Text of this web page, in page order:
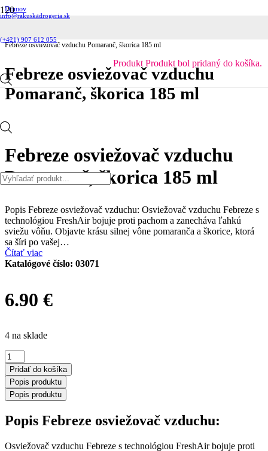
info@rakuskadrogeria.sk
(+421) 907 612 055
search
Produkt Produkt bol pridaný do košíka.
Domov
Domácnosť
Sprejové
Febreze osviežovač vzduchu Pomaranč, škorica 185 ml
Febreze osviežovač vzduchu
Pomaranč, škorica 185 ml
Febreze osviežovač vzduchu
Pomaranč, škorica 185 ml
Popis Febreze osviežovač vzduchu: Osviežovač vzduchu Febreze s
technológiou FreshAir bojuje proti pachom a zanecháva ľahkú
sviežu vôňu. Objavte krásu silnej vône pomaranča a škorice, ktorá
sa šíri po vašej…
Čítať viac
Katalógové číslo: 03071
6.90 €
4 na sklade
množstvo
Febreze
osviežovač
vzduchu
Pomaranč,
185
Pridať do košíka
Popis produktu
Popis produktu
Popis Febreze osviežovač vzduchu:
Osviežovač vzduchu Febreze s technológiou FreshAir bojuje proti